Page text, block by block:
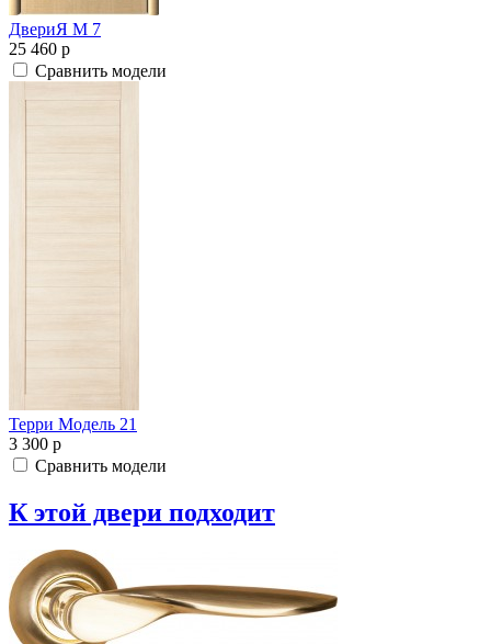
ДвериЯ М 7
25 460 p
Сравнить модели
Терри Модель 21
3 300 p
Сравнить модели
К этой двери подходит